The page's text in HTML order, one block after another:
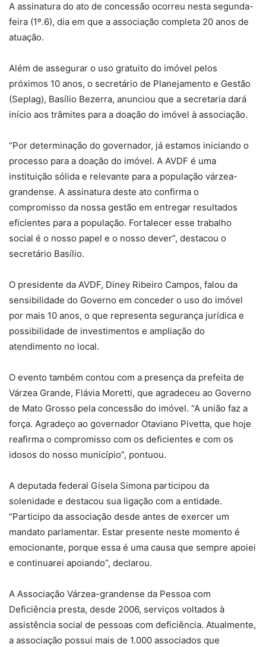
A assinatura do ato de concessão ocorreu nesta segunda-
feira (1º.6), dia em que a associação completa 20 anos de
atuação.
Além de assegurar o uso gratuito do imóvel pelos
próximos 10 anos, o secretário de Planejamento e Gestão
(Seplag), Basílio Bezerra, anunciou que a secretaria dará
início aos trâmites para a doação do imóvel à associação.
“Por determinação do governador, já estamos iniciando o
processo para a doação do imóvel. A AVDF é uma
instituição sólida e relevante para a população várzea-
grandense. A assinatura deste ato confirma o
compromisso da nossa gestão em entregar resultados
eficientes para a população. Fortalecer esse trabalho
social é o nosso papel e o nosso dever”, destacou o
secretário Basílio.
O presidente da AVDF, Diney Ribeiro Campos, falou da
sensibilidade do Governo em conceder o uso do imóvel
por mais 10 anos, o que representa segurança jurídica e
possibilidade de investimentos e ampliação do
atendimento no local.
O evento também contou com a presença da prefeita de
Várzea Grande, Flávia Moretti, que agradeceu ao Governo
de Mato Grosso pela concessão do imóvel. “A união faz a
força. Agradeço ao governador Otaviano Pivetta, que hoje
reafirma o compromisso com os deficientes e com os
idosos do nosso município”, pontuou.
A deputada federal Gisela Simona participou da
solenidade e destacou sua ligação com a entidade.
“Participo da associação desde antes de exercer um
mandato parlamentar. Estar presente neste momento é
emocionante, porque essa é uma causa que sempre apoiei
e continuarei apoiando”, declarou.
A Associação Várzea-grandense da Pessoa com
Deficiência presta, desde 2006, serviços voltados à
assistência social de pessoas com deficiência. Atualmente,
a associação possui mais de 1.000 associados que